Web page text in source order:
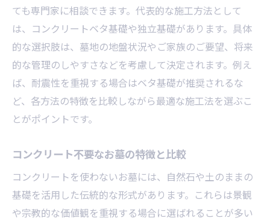
ても専門家に相談できます。代表的な施工方法として
は、コンクリートベタ基礎や独立基礎があります。具体
的な選択肢は、墓地の地盤状況やご家族のご要望、将来
的な管理のしやすさなどを考慮して決定されます。例え
ば、耐震性を重視する場合はベタ基礎が推奨されるな
ど、各方法の特徴を比較しながら最適な施工法を選ぶこ
とがポイントです。
コンクリート不要なお墓の特徴と比較
コンクリートを使わないお墓には、自然石や土のままの
基礎を活用した伝統的な形式があります。これらは景観
や宗教的な価値観を重視する場合に選ばれることが多い